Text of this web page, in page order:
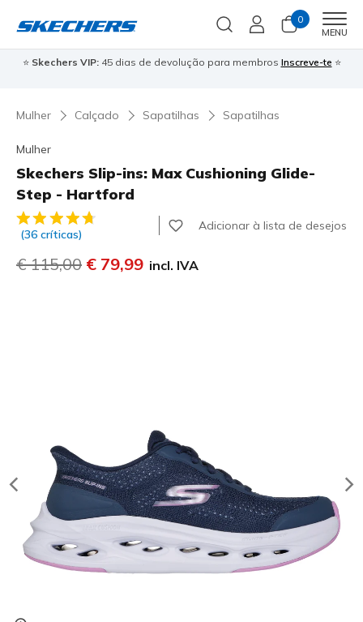
0
MENU
⭐ Skechers VIP:45 dias de devolução para membros Inscreve-te ⭐
Mulher Calçado Sapatilhas Sapatilhas
Mulher
Skechers Slip-ins: Max Cushioning Glide-
Step - Hartford
5 de 5 – Classificação do cliente
(36 críticas)
Adicionar à lista de desejos
Preço com desconto de
€ 115,00 para
€ 79,99 incl. IVA